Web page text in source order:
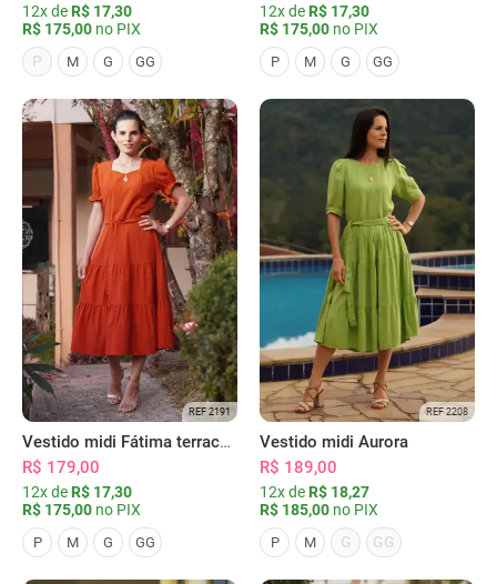
12x de R$ 17,30
R$ 175,00 no PIX
P
M G GG
12x de R$ 17,30
R$ 175,00 no PIX
P M G GG
REF 2191
Vestido midi Fátima terracota
R$ 179,00
12x de R$ 17,30
R$ 175,00 no PIX
P M G GG
REF 2208
Vestido midi Aurora
R$ 189,00
12x de R$ 18,27
R$ 185,00 no PIX
P M G GG